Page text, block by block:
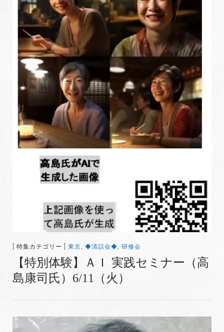
[ 特集カテゴリー ] 東京, ◆清話会◆, 研修会
【特別体験】ＡＩ 実践セミナー（高
島康司氏）6/11（火）